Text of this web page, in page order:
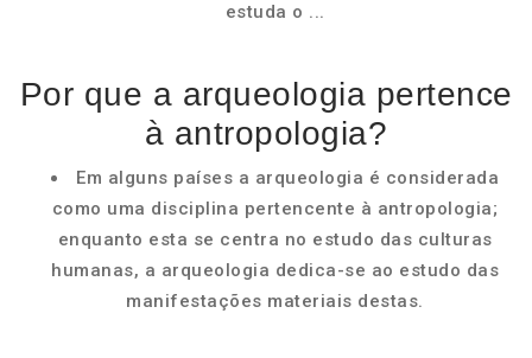
estuda o ...
Por que a arqueologia pertence
à antropologia?
Em alguns países a arqueologia é considerada
como uma disciplina pertencente à antropologia;
enquanto esta se centra no estudo das culturas
humanas, a arqueologia dedica-se ao estudo das
manifestações materiais destas.